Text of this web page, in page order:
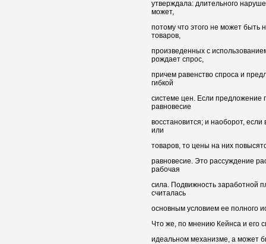
утверждала: длительного
может,
потому что этого не может быть
товаров,
произведенных с
рождает спрос,
причем равенство спроса и
гибкой
системе цен. Если предложение
равновесие
восстановится; и наоборот,
или
товаров, то цены на них
равновесие. Это рассуждение
рабочая
сила. Подвижность заработной
считалась
основным условием ее полного
Что же, по мнению Кейнса и его
идеальном механизме, а может